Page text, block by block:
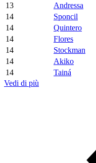
13
Andressa
14
Sponcil
14
Quintero
14
Flores
14
Stockman
14
Akiko
14
Tainá
Vedi di più